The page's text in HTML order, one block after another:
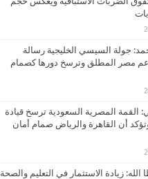
جولة السيسي الخليجية رسالة
مصر المطلق وترسخ دورها كصمام
القمة المصرية السعودية ترسخ قيادة
أن القاهرة والرياض صمام أمان
الله: زيادة الاستثمار في التعليم والصحة